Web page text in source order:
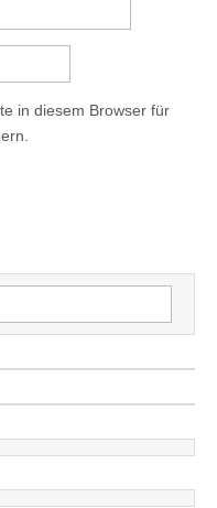
in diesem Browser für